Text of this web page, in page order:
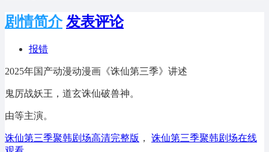
剧情简介 发表评论
报错
2025年国产动漫动漫画《诛仙第三季》讲述
鬼厉战妖王，道玄诛仙破兽神。
由等主演。
诛仙第三季聚韩剧场高清完整版 ，
诛仙第三季聚韩剧场在线